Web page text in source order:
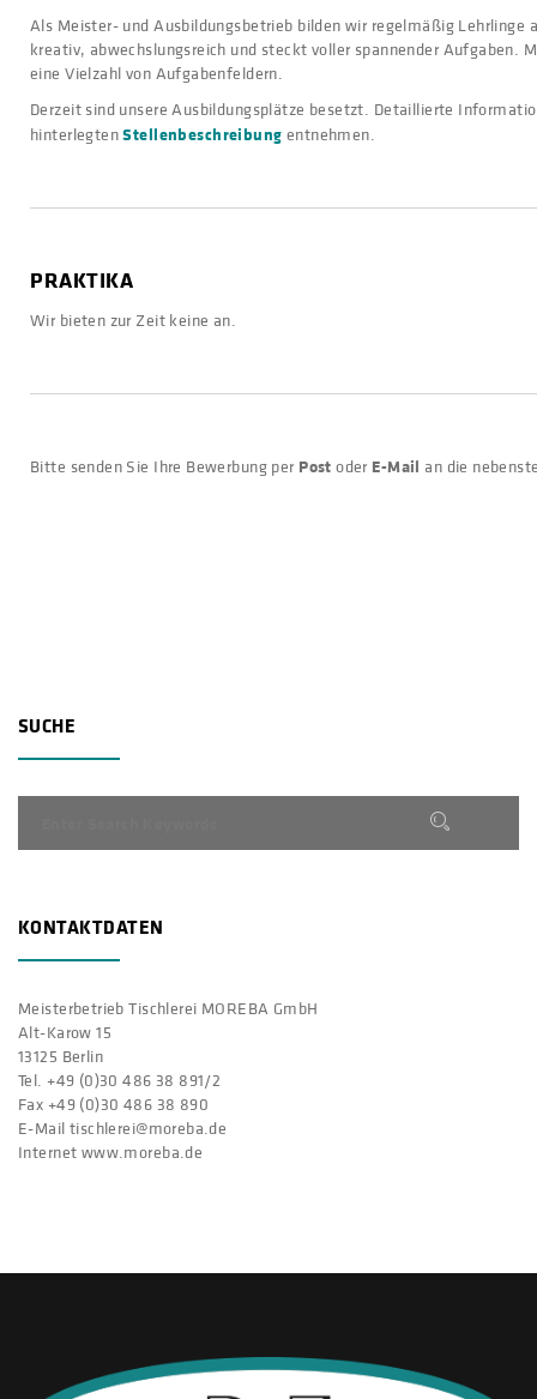
Als Meister- und Ausbildungsbetrieb bilden wir regelmäßig Lehrlinge
kreativ, abwechslungsreich und steckt voller spannender Aufgaben.
eine Vielzahl von Aufgabenfeldern.
Derzeit sind unsere Ausbildungsplätze besetzt. Detaillierte
hinterlegtenStellenbeschreibung entnehmen.
PRAKTIKA
Wir bieten zur Zeit keine an.
Bitte senden Sie Ihre Bewerbung per Post oder E-Mail an die
SUCHE
KONTAKTDATEN
Meisterbetrieb Tischlerei MOREBA GmbH
Alt-Karow 15
13125 Berlin
Tel. +49 (0)30 486 38 891/2
Fax +49 (0)30 486 38 890
E-Mail tischlerei@moreba.de
Internet www.moreba.de